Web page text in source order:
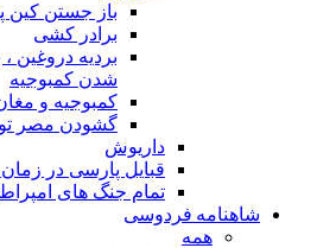
باز جستن کین
برادر کشی
بردیه دروغین
شدن کمبوجیه
کمبوجیه و
گشودن مصر
داریوش
قبایل پارسی در
تمام جنگ های
شاهنامه فردوسی
همه